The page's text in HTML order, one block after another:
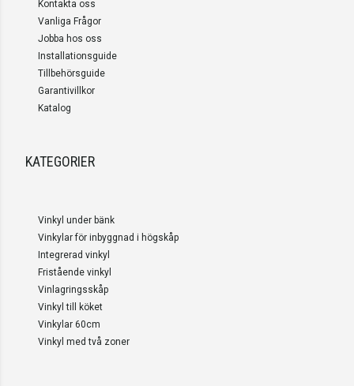
Kontakta oss
Vanliga Frågor
Jobba hos oss
Installationsguide
Tillbehörsguide
Garantivillkor
Katalog
KATEGORIER
Vinkyl under bänk
Vinkylar för inbyggnad i högskåp
Integrerad vinkyl
Fristående vinkyl
Vinlagringsskåp
Vinkyl till köket
Vinkylar 60cm
Vinkyl med två zoner